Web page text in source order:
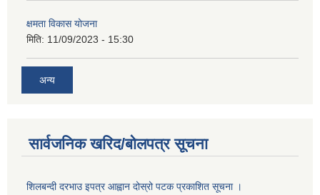
क्षमता विकास योजना
मिति: 11/09/2023 - 15:30
अन्य
सार्वजनिक खरिद/बोलपत्र सूचना
शिलबन्दी दरभाउ इपत्र आह्वान दोस्रो पटक प्रकाशित सूचना ।